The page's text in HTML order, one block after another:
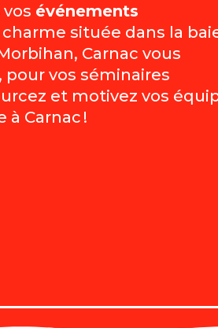
événements
située dans la
Carnac vous
vos séminaires
et motivez vos
Carnac !